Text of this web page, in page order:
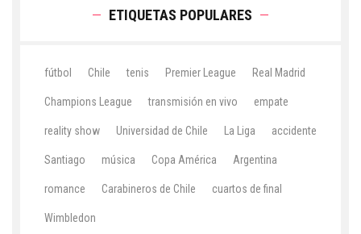
ETIQUETAS POPULARES
fútbol Chile tenis Premier League Real Madrid
Champions League transmisión en vivo empate
reality show Universidad de Chile La Liga accidente
Santiago música Copa América Argentina
romance Carabineros de Chile cuartos de final
Wimbledon